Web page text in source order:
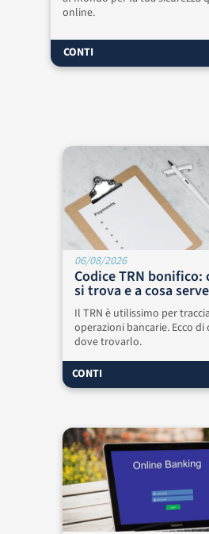
online.
CONTI
06/08/2026
Codice TRN bonifico:
si trova e a cosa serve
Il TRN è utilissimo per
operazioni bancarie. Ecco di
dove trovarlo.
CONTI